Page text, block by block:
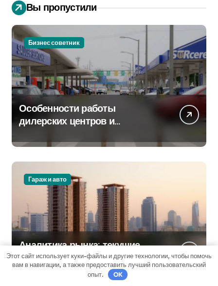
Вы пропустили
Бизнес советник
Особенности работы
дилерских центров и
крупных проспектах
Гараж и авто
Аналитика рынка: текущие
тенденции в сегментах
новостроек и элитного жилья
Этот сайт использует куки-файлы и другие технологии, чтобы помочь
вам в навигации, а также предоставить лучший пользовательский
опыт.
OK